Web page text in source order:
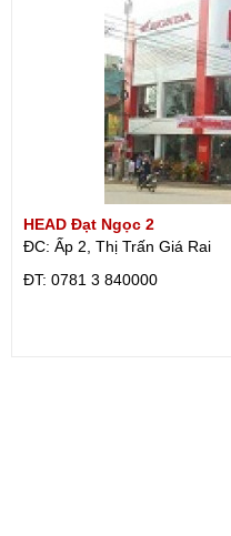
HEAD Đạt Ngọc 2
ĐC: Ấp 2, Thị Trấn Giá Rai
ÐT: 0781 3 840000